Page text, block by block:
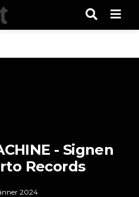
- Signen
Records
2024